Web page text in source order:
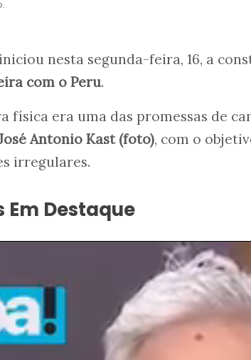
iniciou nesta segunda-feira, 16, a
com o Peru.
física era uma das promessas de
Antonio Kast (foto), com o
irregulares.
Em Destaque